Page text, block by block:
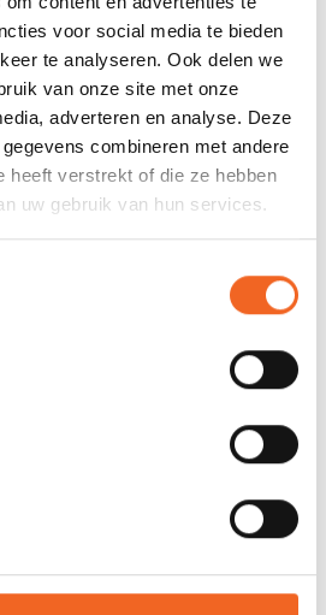
voor social media te bieden
te analyseren. Ook delen we
van onze site met onze
adverteren en analyse. Deze
combineren met andere
heeft verstrekt of die ze hebben
uw gebruik van hun services.
Ja + 360º graden verstelbaar
721 cm2
PRODUCTEN